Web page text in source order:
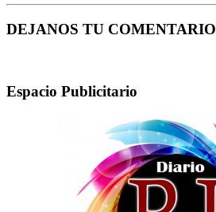
DEJANOS TU COMENTARIO
Espacio Publicitario